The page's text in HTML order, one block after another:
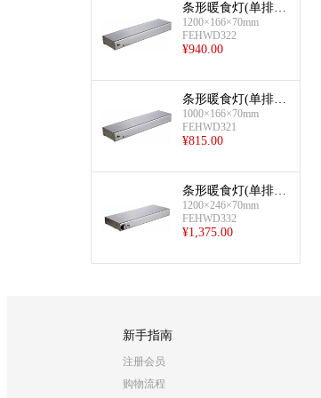
条形暖食灯(单排热
源-1200)
1200×166×70mm
FEHWD322
¥940.00
条形暖食灯(单排热
源-1000)
1000×166×70mm
FEHWD321
¥815.00
条形暖食灯(单排热
&单排光-1200)
1200×246×70mm
FEHWD332
¥1,375.00
新手指南
注册会员
购物流程